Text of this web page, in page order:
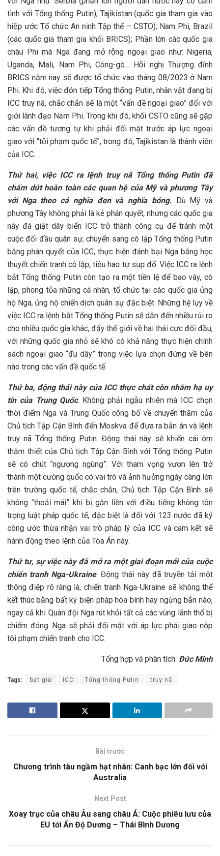
tình với Tổng thống Putin); Tajikistan (quốc gia tham gia vào
hiệp ước Tổ chức An ninh Tập thể – CSTO); Nam Phi, Brazil
(các quốc gia tham gia khối BRICS); Phần lớn các quốc gia
châu Phi mà Nga đang mở rộng ngoại giao như: Nigeria,
Uganda, Mali, Nam Phi, Công-gô… Hội nghị Thượng đỉnh
BRICS năm nay sẽ được tổ chức vào tháng 08/2023 ở Nam
Phi. Khi đó, việc đón tiếp Tổng thống Putin, nhân vật đang bị
ICC truy nã, chắc chắn sẽ là một “vấn đề ngoại giao” đối với
giới lãnh đạo Nam Phi. Trong khi đó, khối CSTO cũng sẽ gặp
các vấn đề tương tự khi phải đối mặt trước áp lực ngoại
giao với “tội phạm quốc tế”, trong đó, Tajikistan là thành viên
của ICC.
Thứ hai, việc ICC ra lệnh truy nã Tổng thống Putin đã
chấm dứt hoàn toàn các quan hệ của Mỹ và phương Tây
với Nga theo cả nghĩa đen và nghĩa bóng. Dù Mỹ và
phương Tây không phải là kẻ phán quyết, nhưng các quốc gia
này đã giật dây biến ICC trở thành công cụ để tránh một
cuộc đối đầu quân sự, chuyển sang cô lập Tổng thống Putin
bằng phán quyết của ICC, thực hiện đánh bại Nga bằng học
thuyết chiến tranh cô lập, tiêu hao tự sụp đổ. Việc ICC ra lệnh
bắt Tổng thống Putin còn tạo ra một tiền lệ để bao vây, cô
lập, phong tỏa những cá nhân, tổ chức tại các quốc gia ủng
hộ Nga, ủng hộ chiến dịch quân sự đặc biệt. Những hệ lụy về
việc ICC ra lệnh bắt Tổng thống Putin sẽ dẫn đến nhiều rủi ro
cho nhiều quốc gia khác, đẩy thế giới về hai thái cực đối đầu,
với những quốc gia nhỏ sẽ khó có khả năng thực hiện chính
sách ngoại giao “đu dây” trong việc lựa chọn đứng về bên
nào trong các vấn đề quốc tế.
Thứ ba, động thái này của ICC thực chất còn nhằm hạ uy
tín của Trung Quốc. Không phải ngẫu nhiên mà ICC chọn
thời điểm Nga và Trung Quốc công bố về chuyến thăm của
Chủ tịch Tập Cận Bình đến Moskva để đưa ra bản án và lệnh
truy nã Tổng thống Putin. Động thái này sẽ khiến cái ôm
thắm thiết của Chủ tịch Tập Cận Bình với Tổng thống Putin
sẽ có chút “ngượng ngùng”. Với tham vọng vươn lên trở
thành một cường quốc có vai trò và ảnh hưởng ngày càng lớn
trên trường quốc tế, chắc chắn, Chủ tịch Tập Cận Bình sẽ
không “thoải mái” khi bị gắn liền với điều tiếng không tôn
trọng luật pháp quốc tế, đặc biệt là đối với 123 nước đã ký
công ước thừa nhận vai trò pháp lý của ICC và cam kết sẽ
hành động theo lệnh của Tòa Án này.
Thứ tư, sự việc này đã mở ra một giai đoạn mới của cuộc
chiến tranh Nga-Ukraine. Động thái này đã truyền tải một
thông điệp rõ ràng là, chiến tranh Nga-Ukraine sẽ không thể
kết thúc bằng bất kỳ biện pháp hòa bình hay ngừng bắn nào,
ngay cả khi Quân đội Nga rút khỏi tất cả các vùng lãnh thổ bị
chiếm đóng. Nga sẽ phải đối mặt với áp lực phải giao nộp
tội phạm chiến tranh cho ICC.
Tổng hợp và phân tích: Đức Minh
Tags: bắt giữ ICC Tổng thống Putin truy nã
Bài trước
Chương trình tàu ngầm hạt nhân: Canh bạc lớn đối với
Australia
Next Post
Xoay trục của châu Âu sang châu Á: Cuộc phiêu lưu của
EU tới Ấn Độ Dương – Thái Bình Dương